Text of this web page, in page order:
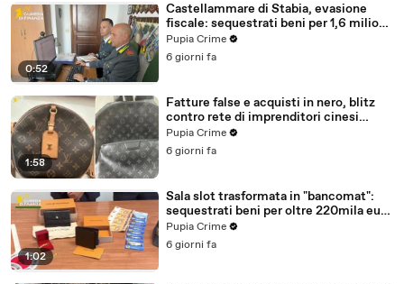
0:52
Castellammare di Stabia, evasione
fiscale: sequestrati beni per 1,6 milioni
ad un consorzio navale (29.07.26)
Pupia Crime
6 giorni fa
1:58
Fatture false e acquisti in nero, blitz
contro rete di imprenditori cinesi
sequestri per 8,5 milioni (29.07.26)
Pupia Crime
6 giorni fa
1:02
Sala slot trasformata in "bancomat":
sequestrati beni per oltre 220mila euro
a due coniugi (29.07.26)
Pupia Crime
6 giorni fa